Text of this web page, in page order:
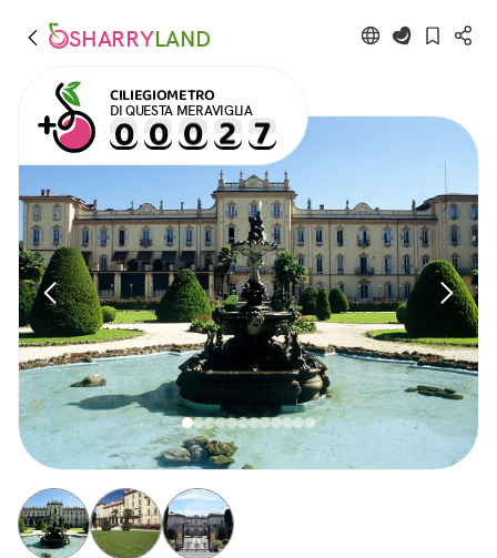
SHARRYLAND
CILIEGIOMETRO
DI QUESTA MERAVIGLIA